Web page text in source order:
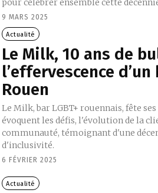
pour célébrer ensemble cette
9 MARS 2025
Actualité
Le Milk, 10 ans de
l’effervescence d’un
Rouen
Le Milk, bar LGBT+ rouennais, fête
évoquent les défis, l'évolution de la
communauté, témoignant d'une
d'inclusivité.
6 FÉVRIER 2025
Actualité